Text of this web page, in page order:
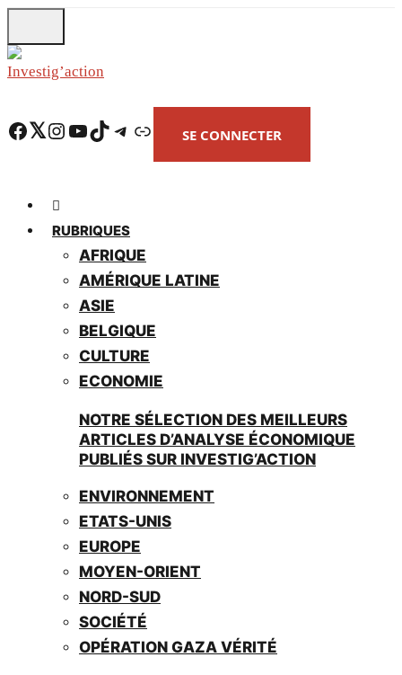
to
main
Facebook Twitter Instagram YouTube TikTok Telegram Lien SE CONNECTER
RUBRIQUES
AFRIQUE
AMÉRIQUE LATINE
ASIE
BELGIQUE
CULTURE
ECONOMIE
NOTRE SÉLECTION DES MEILLEURS
ARTICLES D’ANALYSE ÉCONOMIQUE
PUBLIÉS SUR INVESTIG’ACTION
ENVIRONNEMENT
ETATS-UNIS
EUROPE
MOYEN-ORIENT
NORD-SUD
SOCIÉTÉ
OPÉRATION GAZA VÉRITÉ